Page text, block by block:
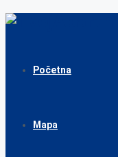
Početna
Mapa